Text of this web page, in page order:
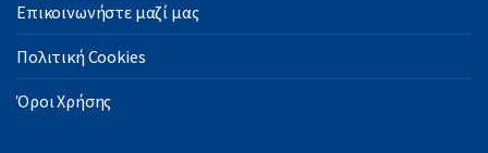
Επικοινωνήστε μαζί μας
Πολιτική Cookies
Όροι Χρήσης